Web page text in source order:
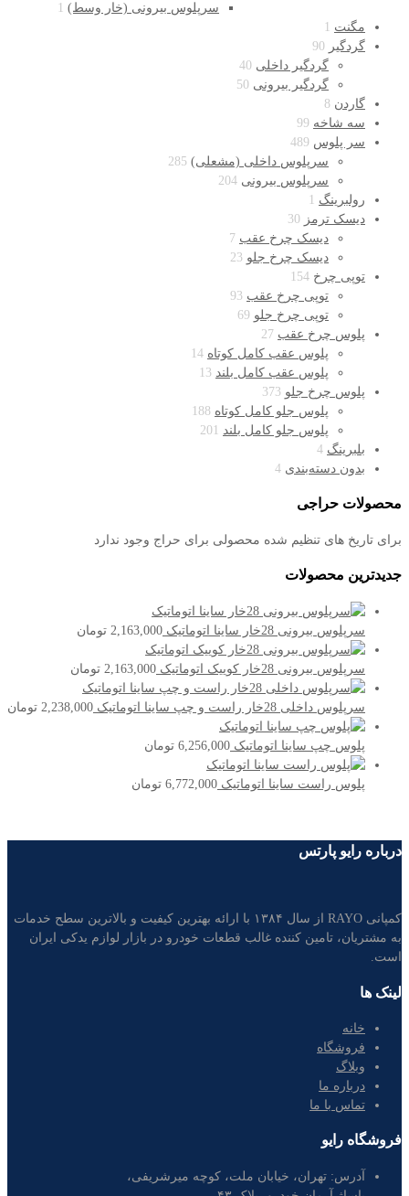
سرپلوس بیرونی (خار وسط) 1
مگنت 1
گردگیر 90
گردگیر داخلی 40
گردگیر بیرونی 50
گاردن 8
سه شاخه 99
سر پلوس 489
سرپلوس داخلی (مشعلی) 285
سرپلوس بیرونی 204
رولبرینگ 1
دیسک ترمز 30
دیسک چرخ عقب 7
دیسک چرخ جلو 23
توپی چرخ 154
توپی چرخ عقب 93
توپی چرخ جلو 69
پلوس چرخ عقب 27
پلوس عقب کامل کوتاه 14
پلوس عقب کامل بلند 13
پلوس چرخ جلو 373
پلوس جلو کامل کوتاه 188
پلوس جلو کامل بلند 201
بلبرینگ 4
بدون دسته‌بندی 4
محصولات حراجی
برای تاریخ های تنظیم شده محصولی برای حراج وجود ندارد
جدیدترین محصولات
سرپلوس بیرونی 28خار ساینا اتوماتیک 2,163,000 تومان
سرپلوس بیرونی 28خار کوییک اتوماتیک 2,163,000 تومان
سرپلوس داخلی 28خار راست و چپ ساینا اتوماتیک 2,238,000 تومان
پلوس چپ ساینا اتوماتیک 6,256,000 تومان
پلوس راست ساینا اتوماتیک 6,772,000 تومان
درباره رایو پارتس
کمپانی RAYO از سال ۱۳۸۴ با ارائه بهترین کیفیت و بالاترین سطح خدمات
به مشتریان، تامین کننده غالب قطعات خودرو در بازار لوازم یدکی ایران
است.
لینک ها
خانه
فروشگاه
وبلاگ
درباره ما
تماس با ما
فروشگاه رایو
آدرس: تهران، خیابان ملت، کوچه میرشریفی،